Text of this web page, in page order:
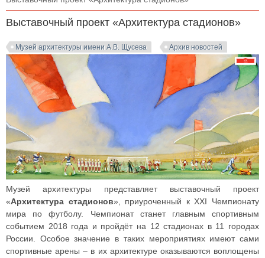
Выставочный проект «Архитектура стадионов»
Музей архитектуры имени А.В. Щусева Архив новостей
Музей архитектуры представляет выставочный проект
«Архитектура стадионов», приуроченный к XXI Чемпионату
мира по футболу. Чемпионат станет главным спортивным
событием 2018 года и пройдёт на 12 стадионах в 11 городах
России. Особое значение в таких мероприятиях имеют сами
спортивные арены – в их архитектуре оказываются воплощены